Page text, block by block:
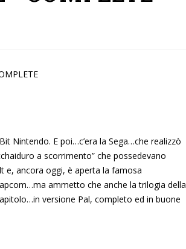
Nintendo. E poi…c’era la Sega…che realizzò
a scorrimento” che possedevano
e, ancora oggi, è aperta la famosa
ammetto che anche la trilogia della
versione Pal, completo ed in buone